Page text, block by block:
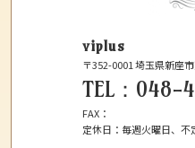
viplus
〒352-0001 埼玉県新座
TEL： 048-
FAX：
定休日： 毎週火曜日、不